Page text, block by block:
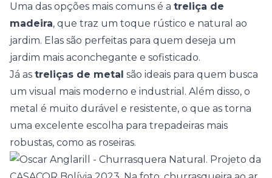
Uma das opções mais comuns é a treliça de
madeira, que traz um toque rústico e natural ao
jardim. Elas são perfeitas para quem deseja um
jardim mais aconchegante e sofisticado.
Já as treliças de metal são ideais para quem busca
um visual mais moderno e industrial. Além disso, o
metal é muito durável e resistente, o que as torna
uma excelente escolha para trepadeiras mais
robustas, como as roseiras.